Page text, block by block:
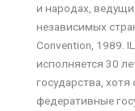
и народах,
независимых
Convention, 1989.
исполняется 30
государства,
федеративные